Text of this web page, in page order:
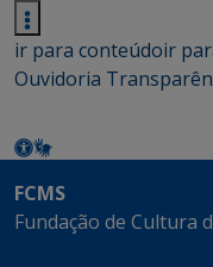
ir para conteúdoir
Ouvidoria
FCMS
Fundação de Cultura